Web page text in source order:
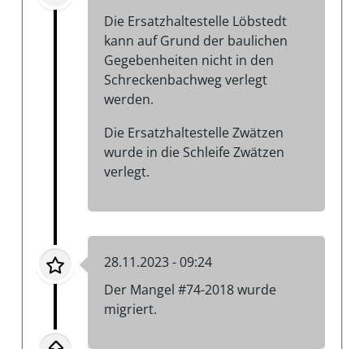
Die Ersatzhaltestelle Löbstedt
kann auf Grund der baulichen
Gegebenheiten nicht in den
Schreckenbachweg verlegt
werden.
Die Ersatzhaltestelle Zwätzen
wurde in die Schleife Zwätzen
verlegt.
28.11.2023 - 09:24
Der Mangel #74-2018 wurde
migriert.